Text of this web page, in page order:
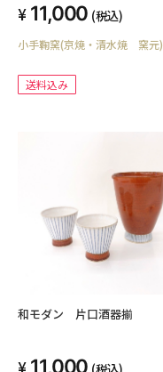
11,000 (税込)
小手鞠窯(京焼・清水焼 窯元)
送料込み
和モダン 片口酒器揃
11,000 (税込)